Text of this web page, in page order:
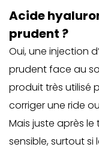
Acide
prudent ?
Oui, une injection
prudent face au
produit très utilisé
corriger une ride
Mais juste après
sensible, surtout si